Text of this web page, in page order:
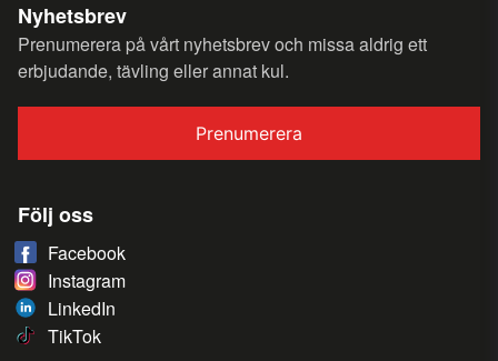
Nyhetsbrev
Prenumerera på vårt nyhetsbrev och missa aldrig ett
erbjudande, tävling eller annat kul.
Prenumerera
Följ oss
Facebook
Instagram
LinkedIn
TikTok